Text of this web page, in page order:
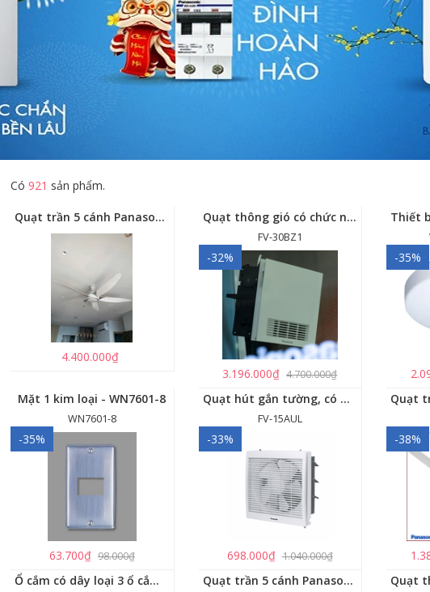
Có 921 sản phẩm.
Quạt trần 5 cánh Panasonic F-60GDS
4.400.000₫
Quạt thông gió có chức năng sưởi ấm, dùng cho phòng tắm - FV-30BZ1
FV-30BZ1
-32%
3.196.000₫ 4.700.000₫
-35%
Mặt 1 kim loại - WN7601-8
WN7601-8
-35%
63.700₫ 98.000₫
Quạt hút gắn tường, có màn che Panasonic - FV-15AUL
FV-15AUL
-33%
698.000₫ 1.040.000₫
-38%
Ổ cắm có dây loại 3 ổ cắm, 1 công tắc - WCHG24332W Quạt trần 5 cánh Panasonic F-60DGN có đèn LED và kết nối Wireless